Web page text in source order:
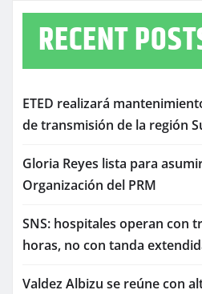
RECENT
ETED realizará
de transmisión de la región
Gloria Reyes lista para
Organización del PRM
SNS: hospitales operan con
horas, no con tanda
Valdez Albizu se reúne con